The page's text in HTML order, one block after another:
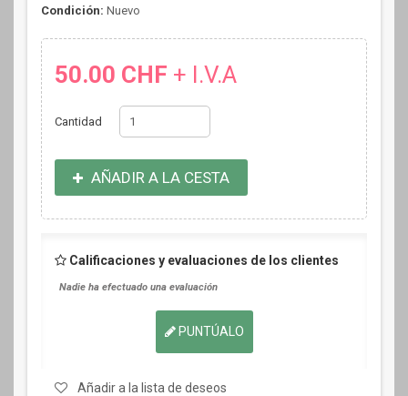
Condición: Nuevo
50.00 CHF + I.V.A
Cantidad
AÑADIR A LA CESTA
Calificaciones y evaluaciones de los clientes
Nadie ha efectuado una evaluación
PUNTÚALO
Añadir a la lista de deseos